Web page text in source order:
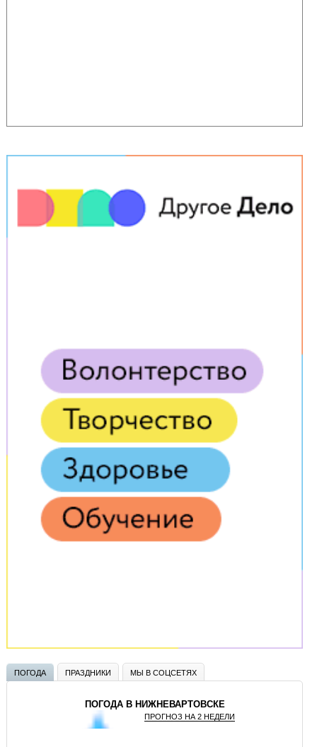
ПОГОДА ПРАЗДНИКИ МЫ В СОЦСЕТЯХ
ПОГОДА В НИЖНЕВАРТОВСКЕ
ПРОГНОЗ НА 2 НЕДЕЛИ